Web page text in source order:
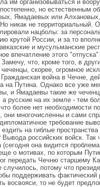
им организовываться и
но естественным
Ямадаевых или
никак не территориальный.
нацболы: за
крутой России, и за то
и мусульманские
впечатление этого
что, кроме того, в
скорее, огромное
Гражданская война в Чечне,
на Путина. Однако все уже
и Ямадаевы такие же
а русские на их земле - тем
более нет необходимости
они многочисленны и сами
требование
на гиблые
Вывода российских войск.
(сегодня она видится
о мотивах, по которым
передать Чечню старшему
случилось, потому что
поддерживать
восвояси, то не будет